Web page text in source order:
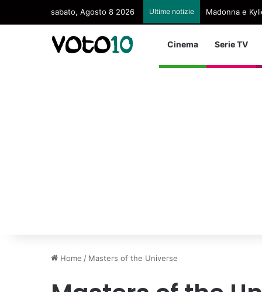
sabato, Agosto 8 2026 Ultime notizie Madonna e
Cinema Serie TV
Home / Masters of the Universe